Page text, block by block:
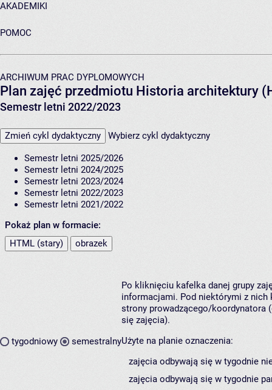
AKADEMIKI
POMOC
ARCHIWUM PRAC DYPLOMOWYCH
Plan zajęć przedmiotu Historia architektury
Semestr letni 2022/2023
Zmień cykl dydaktyczny Wybierz cykl dydaktyczny
Semestr letni 2025/2026
Semestr letni 2024/2025
Semestr letni 2023/2024
Semestr letni 2022/2023
Semestr letni 2021/2022
Pokaż plan w formacie:
HTML (stary)
obrazek
tygodniowy semestralny
Po kliknięciu kafelka danej grupy
informacjami. Pod niektórymi z nich
strony prowadzącego/koordynatora
się zajęcia).
Użyte na planie oznaczenia:
zajęcia odbywają się w tygodnie
zajęcia odbywają się w tygodnie